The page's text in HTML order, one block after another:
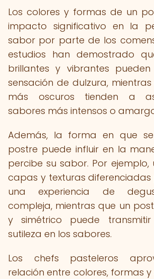
Los colores y formas de un
impacto significativo en la
sabor por parte de los
estudios han demostrado
brillantes y vibrantes
sensación de dulzura,
más oscuros tienden a
sabores más intensos o
Además, la forma en que
postre puede influir en la
percibe su sabor. Por
capas y texturas diferenciadas
una experiencia de
compleja, mientras que un
y simétrico puede
sutileza en los sabores.
Los chefs pasteleros
relación entre colores, formas